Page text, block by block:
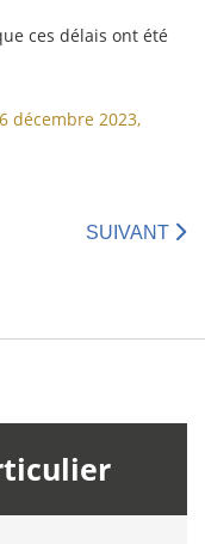
ces délais ont été
décembre 2023,
SUIVANT